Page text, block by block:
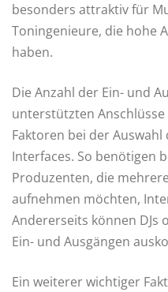
besonders attraktiv für
Toningenieure, die hohe
haben.
Die Anzahl der Ein- und
unterstützten
Faktoren bei der
Interfaces. So benötigen
Produzenten, die
aufnehmen möchten,
Andererseits können DJs
Ein- und Ausgängen
Ein weiterer wichtiger